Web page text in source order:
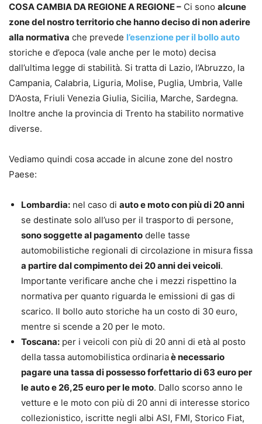
COSA CAMBIA DA REGIONE A REGIONE – Ci sono alcune
zone del nostro territorio che hanno deciso di non aderire
alla normativa che prevede l’esenzione per il bollo auto
storiche e d’epoca (vale anche per le moto) decisa
dall’ultima legge di stabilità. Si tratta di Lazio, l’Abruzzo, la
Campania, Calabria, Liguria, Molise, Puglia, Umbria, Valle
D’Aosta, Friuli Venezia Giulia, Sicilia, Marche, Sardegna.
Inoltre anche la provincia di Trento ha stabilito normative
diverse.
Vediamo quindi cosa accade in alcune zone del nostro
Paese:
Lombardia: nel caso di auto e moto con più di 20 anni
se destinate solo all’uso per il trasporto di persone,
sono soggette al pagamento delle tasse
automobilistiche regionali di circolazione in misura fissa
a partire dal compimento dei 20 anni dei veicoli.
Importante verificare anche che i mezzi rispettino la
normativa per quanto riguarda le emissioni di gas di
scarico. Il bollo auto storiche ha un costo di 30 euro,
mentre si scende a 20 per le moto.
Toscana: per i veicoli con più di 20 anni di età al posto
della tassa automobilistica ordinariaè necessario
pagare una tassa di possesso forfettario di 63 euro per
le auto e 26,25 euro per le moto. Dallo scorso anno le
vetture e le moto con più di 20 anni di interesse storico
collezionistico, iscritte negli albi ASI, FMI, Storico Fiat,